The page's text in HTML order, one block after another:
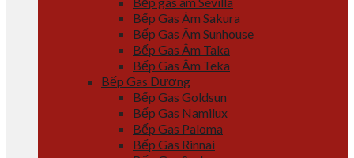
Bếp Gas Âm Sakura
Bếp Gas Âm Sunhouse
Bếp Gas Âm Taka
Bếp Gas Âm Teka
Bếp Gas Dương
Bếp Gas Goldsun
Bếp Gas Namilux
Bếp Gas Paloma
Bếp Gas Rinnai